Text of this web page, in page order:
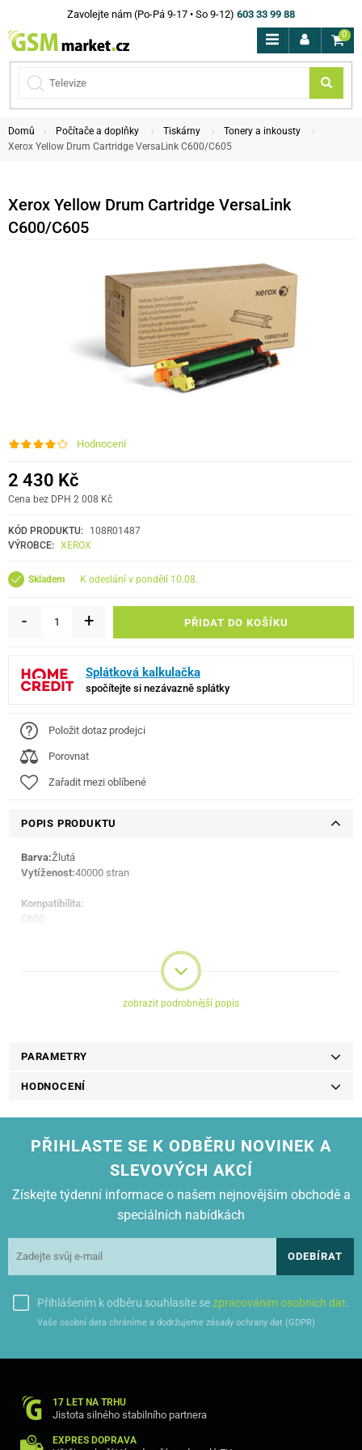
Zavolejte nám (Po-Pá 9-17 • So 9-12) 603 33 99 88
0
Domů Počítače a doplňky Tiskárny
Tonery a inkousty
Xerox Yellow Drum Cartridge VersaLink C600/C605
Xerox Yellow Drum Cartridge VersaLink
C600/C605
Hodnocení
2 430 Kč
Cena bez DPH 2 008 Kč
KÓD PRODUKTU:
108R01487
VÝROBCE: XEROX
Skladem k odeslání v pondělí 10.08.
- + PŘIDAT DO KOŠÍKU
Splátková kalkulačka
spočítejte si nezávazně splátky
Položit dotaz prodejci
Porovnat
Zařadit mezi oblíbené
POPIS PRODUKTU
Barva:Žlutá
Vytíženost:40000 stran
Kompatibilita:
C600
zobrazit podrobnější popis
PARAMETRY
HODNOCENÍ
PŘIHLASTE SE K ODBĚRU NOVINEK A
SLEVOVÝCH AKCÍ
Získejte týdenní informace o našem nejnovějším obchodě a
speciálních nabídkách
ODEBÍRAT
Přihlášením k odběru souhlasíte sezpracováním osobních dat.
Vaše osobní data chráníme a dodržujeme zásady ochrany dat (GDPR)
17 LET NA TRHU
Jistota silného stabilního partnera
EXPRES DOPRAVA